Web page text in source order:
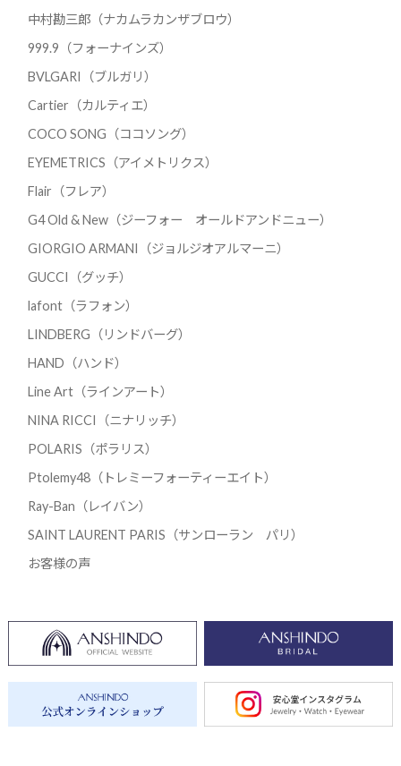
中村勘三郎（ナカムラカンザブロウ）
999.9（フォーナインズ）
BVLGARI（ブルガリ）
Cartier（カルティエ）
COCO SONG（ココソング）
EYEMETRICS（アイメトリクス）
Flair（フレア）
G4 Old & New（ジーフォー オールドアンドニュー）
GIORGIO ARMANI（ジョルジオアルマーニ）
GUCCI（グッチ）
lafont（ラフォン）
LINDBERG（リンドバーグ）
HAND（ハンド）
Line Art（ラインアート）
NINA RICCI（ニナリッチ）
POLARIS（ポラリス）
Ptolemy48（トレミーフォーティーエイト）
Ray-Ban（レイバン）
SAINT LAURENT PARIS（サンローラン パリ）
お客様の声